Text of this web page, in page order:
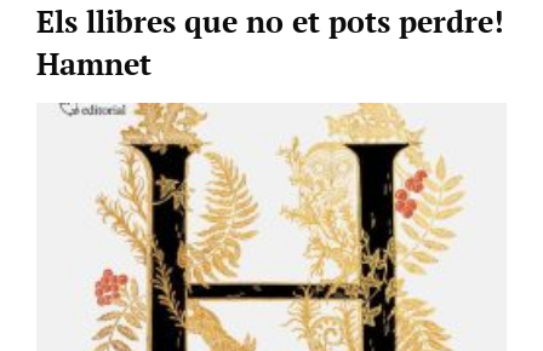
Els llibres que no et pots perdre!
Hamnet